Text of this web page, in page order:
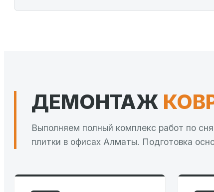
ДЕМОНТАЖ
Выполняем полный комплекс работ по
плитки в офисах Алматы. Подготовка